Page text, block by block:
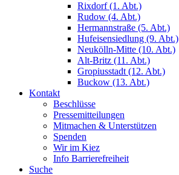
Rixdorf (1. Abt.)
Rudow (4. Abt.)
Hermannstraße (5. Abt.)
Hufeisensiedlung (9. Abt.)
Neukölln-Mitte (10. Abt.)
Alt-Britz (11. Abt.)
Gropiusstadt (12. Abt.)
Buckow (13. Abt.)
Kontakt
Beschlüsse
Pressemitteilungen
Mitmachen & Unterstützen
Spenden
Wir im Kiez
Info Barrierefreiheit
Suche